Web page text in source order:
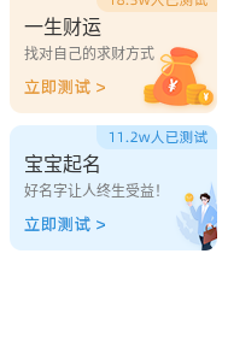
一生财运
找对自己的求财方式
宝宝起名
好名字让人终生受益！